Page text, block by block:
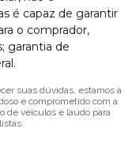
é capaz de garantir
o comprador,
garantia de
suas dúvidas, estamos à
e comprometido com a
de veículos e laudo para